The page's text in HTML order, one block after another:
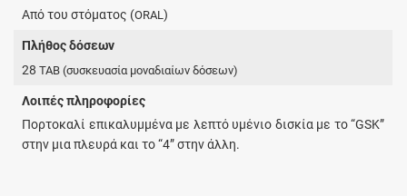
Από του στόματος (ORAL)
Πλήθος δόσεων
28TAB (συσκευασία μοναδιαίων δόσεων)
Λοιπές πληροφορίες
Πορτοκαλί επικαλυμμένα με λεπτό υμένιο δισκία με το “GSK”
στην μια πλευρά και το “4” στην άλλη.